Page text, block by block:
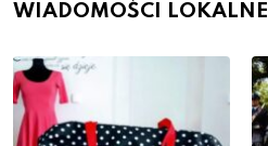
WIADOMOŚCI LOKALNE